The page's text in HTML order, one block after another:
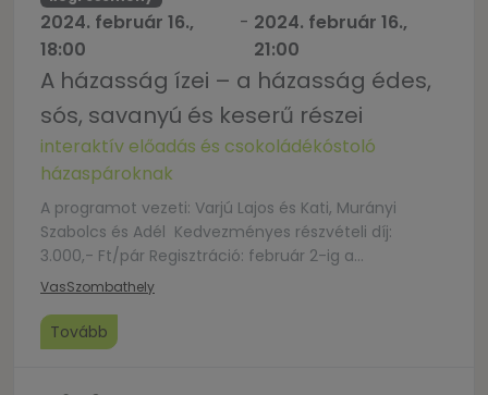
2024. február 16.,
18:00
- 2024. február 16.,
21:00
A házasság ízei – a házasság édes,
sós, savanyú és keserű részei
interaktív előadás és csokoládékóstoló
házaspároknak
A programot vezeti: Varjú Lajos és Kati, Murányi
Szabolcs és Adél Kedvezményes részvételi díj:
3.000,- Ft/pár Regisztráció: február 2-ig a
hazassag.izei.szombathely@gmail.com
VasSzombathely
Tovább